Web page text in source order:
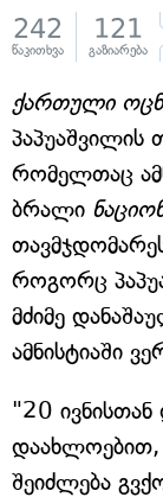
242
წაკითხვა
121
გაზიარება
ქართული
პაპუაშვილის
რომელთაც
ბრალი
როგორც
მძიმე
ამნისტიაში
"20 ივნისთან
დაახლოებით,
შეიძლება